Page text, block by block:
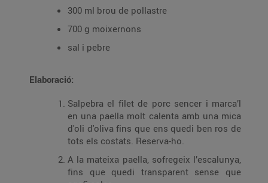
300 ml brou de pollastre
700 g moixernons
sal i pebre
Elaboració:
Salpebra el filet de porc sencer i marca’l
en una paella molt calenta amb una mica
d'oli d'oliva fins que ens quedi ben ros de
tots els costats. Reserva-ho.
A la mateixa paella, sofregeix l’escalunya,
fins que quedi transparent sense que